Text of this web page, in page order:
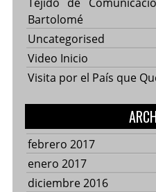
Bartolomé
Uncategorised
Video Inicio
Visita por el País que
febrero 2017
enero 2017
diciembre 2016